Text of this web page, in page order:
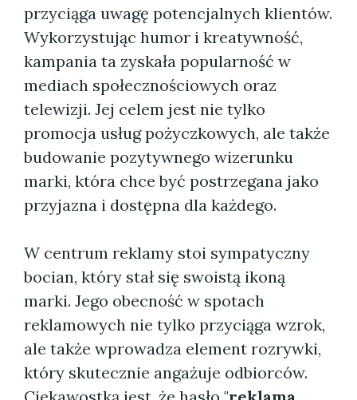
przyciąga uwagę potencjalnych klientów.
Wykorzystując humor i kreatywność,
kampania ta zyskała popularność w
mediach społecznościowych oraz
telewizji. Jej celem jest nie tylko
promocja usług pożyczkowych, ale także
budowanie pozytywnego wizerunku
marki, która chce być postrzegana jako
przyjazna i dostępna dla każdego.
W centrum reklamy stoi sympatyczny
bocian, który stał się swoistą ikoną
marki. Jego obecność w spotach
reklamowych nie tylko przyciąga wzrok,
ale także wprowadza element rozrywki,
który skutecznie angażuje odbiorców.